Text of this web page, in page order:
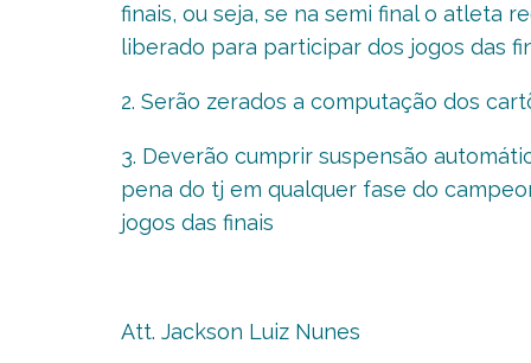
finais, ou seja, se na semi final o atleta
liberado para participar dos jogos das
2. Serão zerados a computação dos
3. Deverão cumprir suspensão
pena do tj em qualquer fase do
jogos das finais
Att. Jackson Luiz Nunes